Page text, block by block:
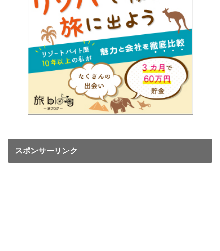
スポンサーリンク